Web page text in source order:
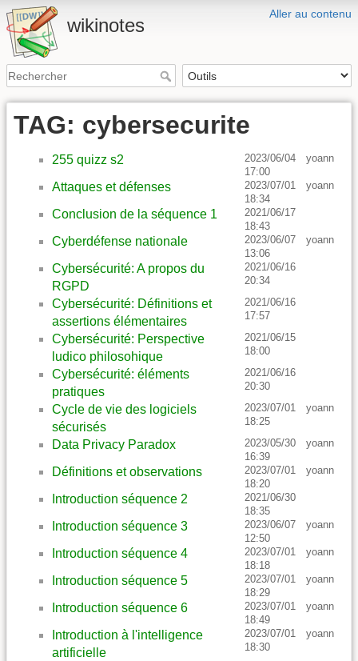
Aller au contenu
wikinotes
TAG: cybersecurite
255 quizz s2
2023/06/04
17:00
yoann
Attaques et défenses
2023/07/01
18:34
yoann
Conclusion de la séquence 1
2021/06/17
18:43
Cyberdéfense nationale
2023/06/07
13:06
yoann
Cybersécurité: A propos du
RGPD
2021/06/16
20:34
Cybersécurité: Définitions et
assertions élémentaires
2021/06/16
17:57
Cybersécurité: Perspective
ludico philosohique
2021/06/15
18:00
Cybersécurité: éléments
pratiques
2021/06/16
20:30
Cycle de vie des logiciels
sécurisés
2023/07/01
18:25
yoann
Data Privacy Paradox
2023/05/30
16:39
yoann
Définitions et observations
2023/07/01
18:20
yoann
Introduction séquence 2
2021/06/30
18:35
Introduction séquence 3
2023/06/07
12:50
yoann
Introduction séquence 4
2023/07/01
18:18
yoann
Introduction séquence 5
2023/07/01
18:29
yoann
Introduction séquence 6
2023/07/01
18:49
yoann
Introduction à l'intelligence
artificielle
2023/07/01
18:30
yoann